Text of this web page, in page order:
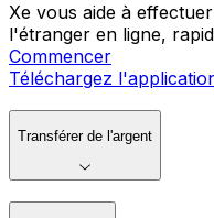
Xe vous aide à
l'étranger en ligne,
Commencer
Téléchargez
Transférer de l'argent